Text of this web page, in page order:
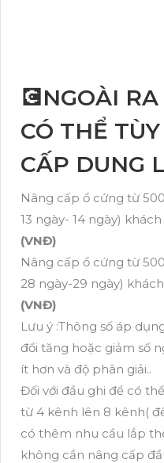
💽NGOÀI
CÓ THỂ
CẤP DUNG
Nâng cấp ổ cứng từ
13 ngày- 14 ngày)
(VNĐ)
Nâng cấp ổ cứng từ
28 ngày-29 ngày)
(VNĐ)
Lưu ý :Thông số áp
đổi tăng hoặc giảm số
ít hơn và độ phân giải..
Đối với đầu ghi để có
từ 4 kênh lên 8 kênh(
có thêm nhu cầu lắp
không cần nâng cấp